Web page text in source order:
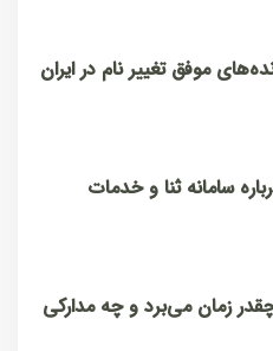
موفق تغییر نام در ایران
سامانه ثنا و خدمات
زمان می‌برد و چه مدارکی